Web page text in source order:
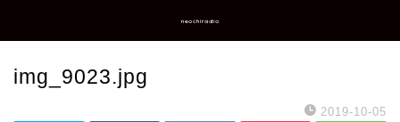
neochiradio
img_9023.jpg
2019-10-05